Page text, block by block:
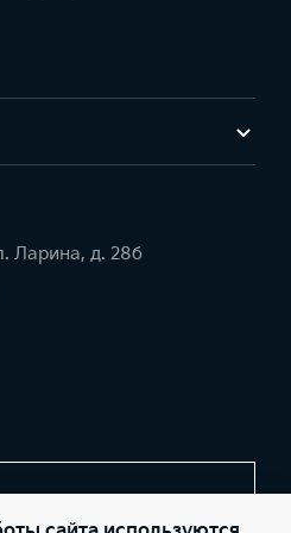
Ларина, д. 28б
звонок